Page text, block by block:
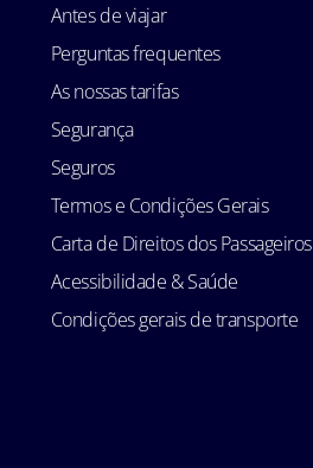
Antes de viajar
Perguntas frequentes
As nossas tarifas
Segurança
Seguros
Termos e Condições Gerais
Carta de Direitos dos Passageiros
Acessibilidade & Saúde
Condições gerais de transporte